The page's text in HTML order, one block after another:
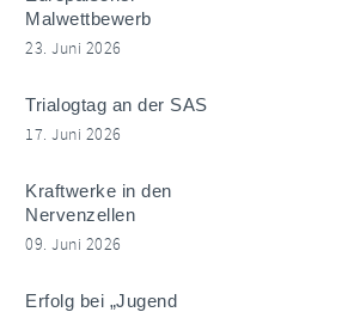
Malwettbewerb
23. Juni 2026
Trialogtag an der SAS
17. Juni 2026
Kraftwerke in den
Nervenzellen
09. Juni 2026
Erfolg bei „Jugend